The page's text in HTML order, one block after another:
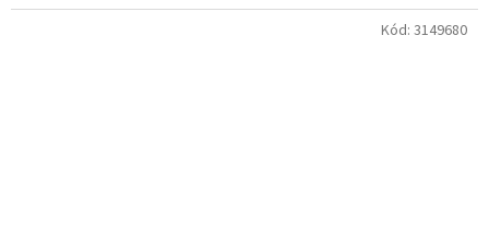
Kód: 3149680